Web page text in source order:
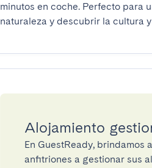
minutos en coche. Perfecto para
naturaleza y descubrir la cultura
Alojamiento
En GuestReady, brindamos
anfitriones a gestionar sus